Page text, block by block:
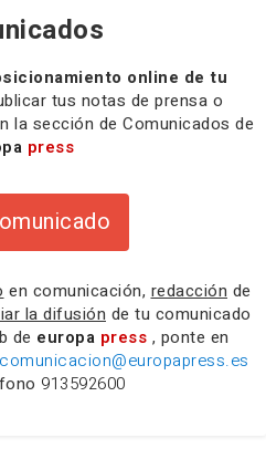
online de tu
tus notas de prensa o
la sección de Comunicados de
press
en comunicación, redacción de
la difusión de tu comunicado
de europa press , ponte en
comunicacion@europapress.es
913592600